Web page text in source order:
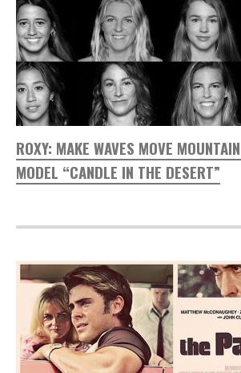
ROXY: MAKE WAVES MOVE
MODEL “CANDLE IN THE DESERT”